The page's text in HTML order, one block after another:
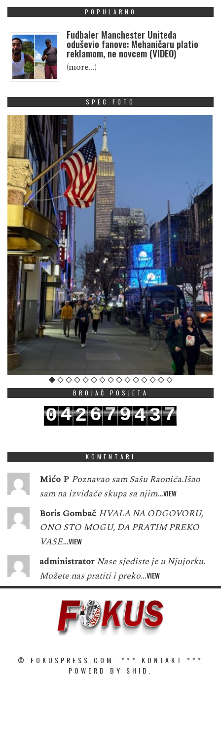
POPULARNO
Fudbaler Manchester Uniteda
oduševio fanove: Mehaničaru platio
reklamom, ne novcem (VIDEO)
(more…)
SPEC FOTO
BROJAČ POSJETA
042679437
KOMENTARI
Mićo P Poznavao sam Sašu Raonića.Išao
sam na izviđače skupa sa njim…VIEW
Boris Gombač HVALA NA ODGOVORU,
ONO STO MOGU, DA PRATIM PREKO
VASE…VIEW
administrator Nase sjediste je u Njujorku.
Možete nas pratiti i preko…VIEW
© FOKUSPRESS.COM. *** KONTAKT
***
POWERD BY SHID.